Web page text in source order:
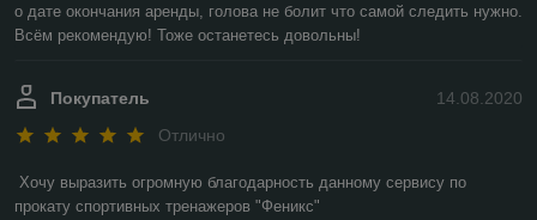
о дате окончания аренды, голова не болит что самой следить нужно.
Всём рекомендую! Тоже останетесь довольны!
14.08.2020
Покупатель
Отлично
Хочу выразить огромную благодарность данному сервису по
прокату спортивных тренажеров "Феникс"